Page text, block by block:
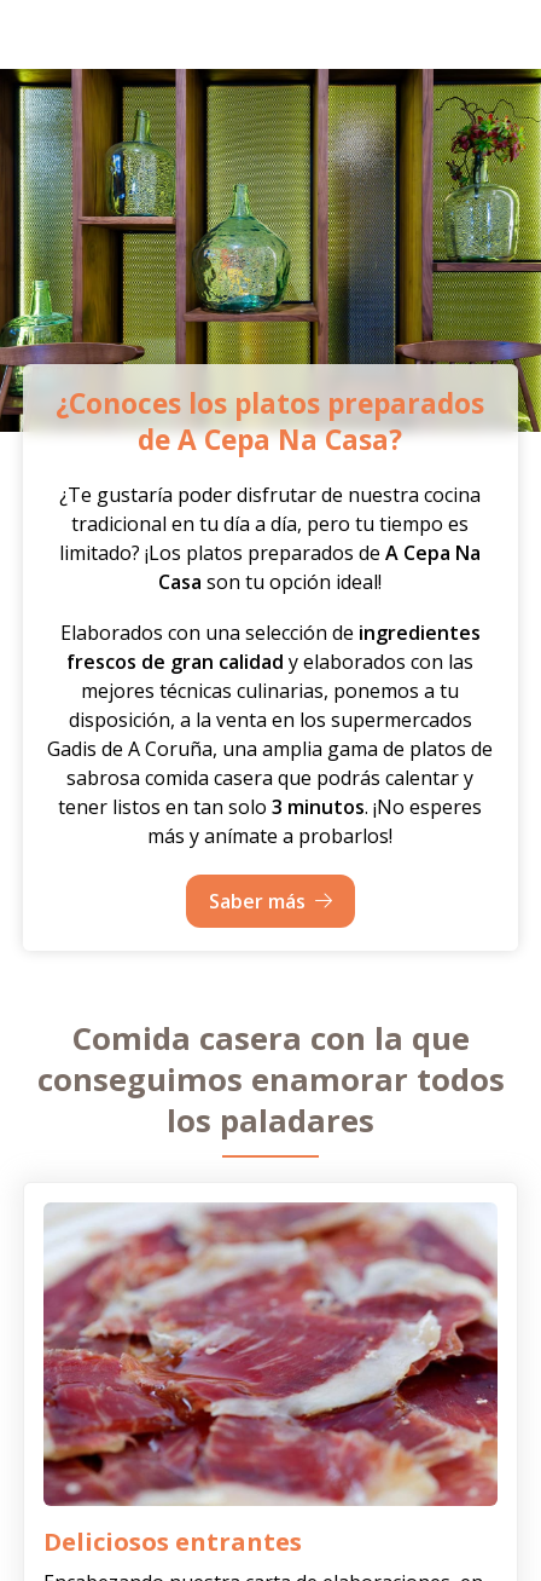
¿Conoces los platos preparados
de A Cepa Na Casa?
¿Te gustaría poder disfrutar de nuestra cocina
tradicional en tu día a día, pero tu tiempo es
limitado? ¡Los platos preparados deA Cepa Na
Casa son tu opción ideal!
Elaborados con una selección de ingredientes
frescos de gran calidad y elaborados con las
mejores técnicas culinarias, ponemos a tu
disposición, a la venta en los supermercados
Gadis de A Coruña, una amplia gama de platos de
sabrosa comida casera que podrás calentar y
tener listos en tan solo3 minutos. ¡No esperes
más y anímate a probarlos!
Saber más
Comida casera con la que
conseguimos enamorar todos
los paladares
Deliciosos entrantes